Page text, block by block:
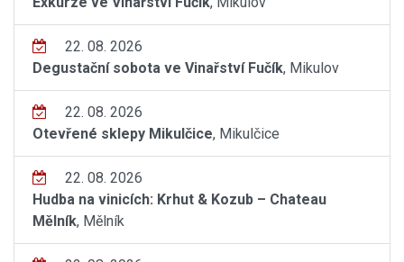
22. 08. 2026
Degustační sobota ve Vinařství Fučík, Mikulov
22. 08. 2026
Otevřené sklepy Mikulčice, Mikulčice
22. 08. 2026
Hudba na vinicích: Krhut & Kozub – Chateau
Mělník, Mělník